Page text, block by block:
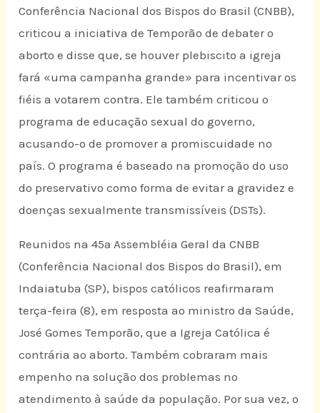
Conferência Nacional dos Bispos do Brasil (CNBB),
criticou a iniciativa de Temporão de debater o
aborto e disse que, se houver plebiscito a igreja
fará «uma campanha grande» para incentivar os
fiéis a votarem contra. Ele também criticou o
programa de educação sexual do governo,
acusando-o de promover a promiscuidade no
país. O programa é baseado na promoção do uso
do preservativo como forma de evitar a gravidez e
doenças sexualmente transmissíveis (DSTs).
Reunidos na 45ª Assembléia Geral da CNBB
(Conferência Nacional dos Bispos do Brasil), em
Indaiatuba (SP), bispos católicos reafirmaram
terça-feira (8), em resposta ao ministro da Saúde,
José Gomes Temporão, que a Igreja Católica é
contrária ao aborto. Também cobraram mais
empenho na solução dos problemas no
atendimento à saúde da população. Por sua vez, o